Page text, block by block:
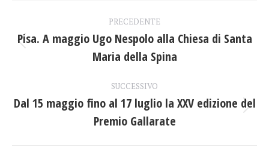
tra
post
PRECEDENTE
Post
precedente:
Pisa. A maggio Ugo Nespolo alla Chiesa di Santa
Maria della Spina
SUCCESSIVO
Prossimo
post:
Dal 15 maggio fino al 17 luglio la XXV edizione del
Premio Gallarate